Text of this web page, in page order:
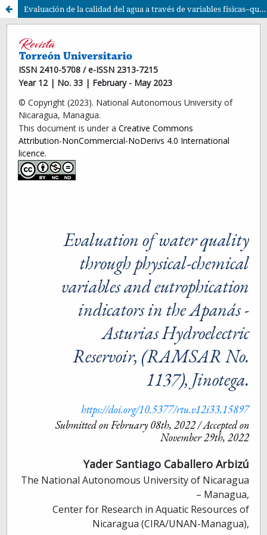
Evaluación de la calidad del agua a través de variables físicas–químicas e indicadores de eutrofización en el Embalse Hidroeléctrico Apanás - Asturias, (RAMSAR No. 1137), Jinotega